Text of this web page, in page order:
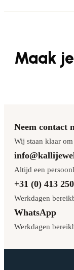
Maak
Neem contact
Wij staan klaar
Altijd een
+31 (0) 413
Werkdagen
WhatsApp
Werkdagen